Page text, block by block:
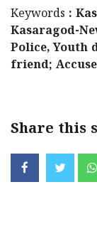
Keywords :
Kasaragod-
Police, Youth
friend;
Share this